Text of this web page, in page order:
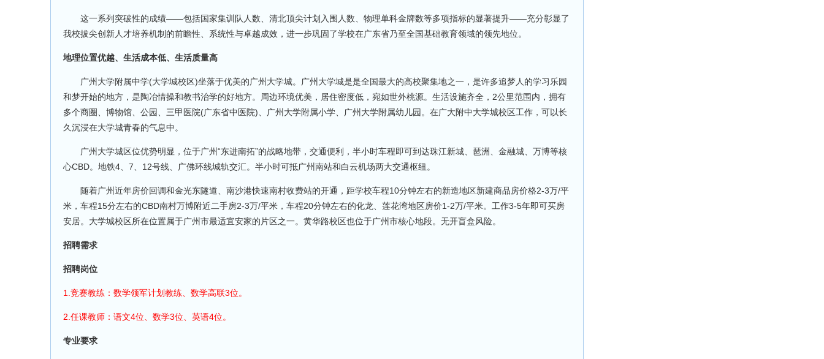
这一系列突破性的成绩——包括国家集训队人数、清北顶尖计划入围人数、物理单科金牌数等多项指标的显著提升——充分彰显了
我校拔尖创新人才培养机制的前瞻性、系统性与卓越成效，进一步巩固了学校在广东省乃至全国基础教育领域的领先地位。
地理位置优越、生活成本低、生活质量高
广州大学附属中学(大学城校区)坐落于优美的广州大学城。广州大学城是是全国最大的高校聚集地之一，是许多追梦人的学习乐园
和梦开始的地方，是陶冶情操和教书治学的好地方。周边环境优美，居住密度低，宛如世外桃源。生活设施齐全，2公里范围内，拥有
多个商圈、博物馆、公园、三甲医院(广东省中医院)、广州大学附属小学、广州大学附属幼儿园。在广大附中大学城校区工作，可以长
久沉浸在大学城青春的气息中。
广州大学城区位优势明显，位于广州“东进南拓”的战略地带，交通便利，半小时车程即可到达珠江新城、琶洲、金融城、万博等核
心CBD。地铁4、7、12号线、广佛环线城轨交汇。半小时可抵广州南站和白云机场两大交通枢纽。
随着广州近年房价回调和金光东隧道、南沙港快速南村收费站的开通，距学校车程10分钟左右的新造地区新建商品房价格2-3万/平
米，车程15分左右的CBD南村万博附近二手房2-3万/平米，车程20分钟左右的化龙、莲花湾地区房价1-2万/平米。工作3-5年即可买房
安居。大学城校区所在位置属于广州市最适宜安家的片区之一。黄华路校区也位于广州市核心地段。无开盲盒风险。
招聘需求
招聘岗位
1.竞赛教练：数学领军计划教练、数学高联3位。
2.任课教师：语文4位、数学3位、英语4位。
专业要求